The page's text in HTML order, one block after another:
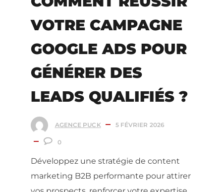
VOTRE CAMPAGNE
GOOGLE ADS POUR
GÉNÉRER DES
LEADS QUALIFIÉS ?
AGENCE PUCK 5 FÉVRIER 2026
0
Développez une stratégie de content
marketing B2B performante pour attirer